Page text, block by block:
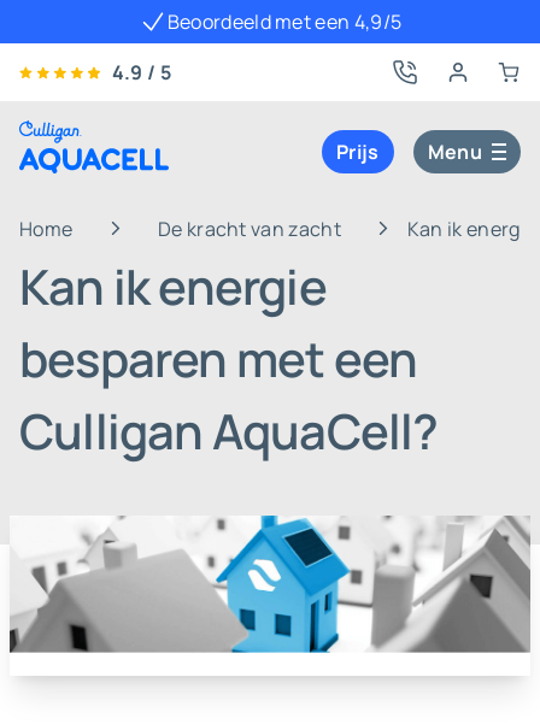
Beoordeeld met een 4,9/5
4.9 / 5
Prijs Menu
Home De kracht van zacht Kan ik
Kan ik energie
besparen met een
Culligan AquaCell?